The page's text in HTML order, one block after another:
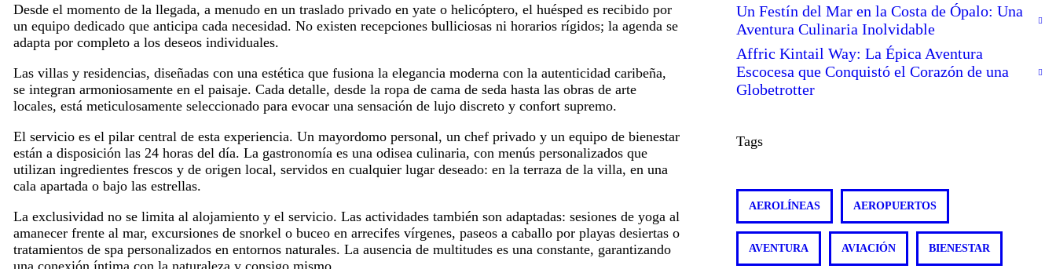
Desde el momento de la llegada, a menudo en un traslado privado en yate o helicóptero, el huésped es recibido por
un equipo dedicado que anticipa cada necesidad. No existen recepciones bulliciosas ni horarios rígidos; la agenda se
adapta por completo a los deseos individuales.
Las villas y residencias, diseñadas con una estética que fusiona la elegancia moderna con la autenticidad caribeña,
se integran armoniosamente en el paisaje. Cada detalle, desde la ropa de cama de seda hasta las obras de arte
locales, está meticulosamente seleccionado para evocar una sensación de lujo discreto y confort supremo.
El servicio es el pilar central de esta experiencia. Un mayordomo personal, un chef privado y un equipo de bienestar
están a disposición las 24 horas del día. La gastronomía es una odisea culinaria, con menús personalizados que
utilizan ingredientes frescos y de origen local, servidos en cualquier lugar deseado: en la terraza de la villa, en una
cala apartada o bajo las estrellas.
La exclusividad no se limita al alojamiento y el servicio. Las actividades también son adaptadas: sesiones de yoga al
amanecer frente al mar, excursiones de snorkel o buceo en arrecifes vírgenes, paseos a caballo por playas desiertas o
tratamientos de spa personalizados en entornos naturales. La ausencia de multitudes es una constante, garantizando
una conexión íntima con la naturaleza y consigo mismo.
Un Festín del Mar en la Costa de Ópalo: Una
Aventura Culinaria Inolvidable
Affric Kintail Way: La Épica Aventura
Escocesa que Conquistó el Corazón de una
Globetrotter
Tags
AEROLÍNEAS AEROPUERTOS
AVENTURA AVIACIÓN BIENESTAR